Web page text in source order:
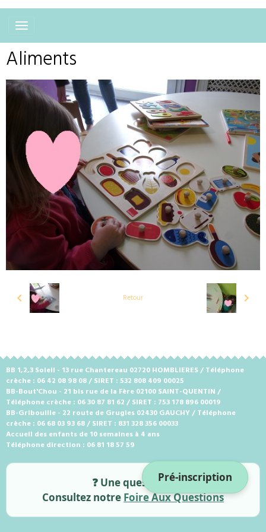
Pré-inscription
Aliments
Retour
BB 1,2,3 Soleil - 13 rue Chantereau 02720 HOMBLIERES / Téléphone
crèche : 06 42 08 98 08 / SIRET : 532 808 409 00025
BB-Bout'Chou - 21 bis rue de la Fère 02100 SAINT-QUENTIN /
Téléphone crèche : 06 30 87 81 62 / SIRET : 753 178 896 00019
BB-Gribouille - 22 route de Grugies 02430 GAUCHY / Téléphone
crèche : 06 68 03 93 68 / SIRET : 831 328 356 00033
Accueil des enfants de 10 semaines à 4 ans
Téléphone direction : 06 81 18 57 59
❓ Une question ?
Consultez notre Foire Aux Questions